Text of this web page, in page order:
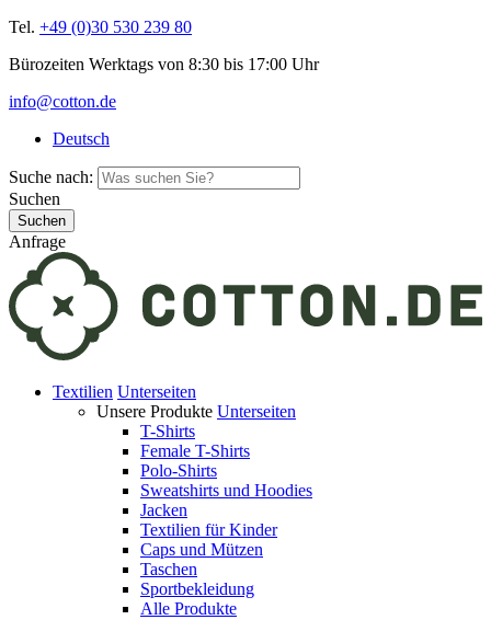
Tel. +49 (0)30 530 239 80
Bürozeiten Werktags von 8:30 bis 17:00 Uhr
info@cotton.de
Deutsch
Suche nach:
Suchen
Anfrage
Textilien Unterseiten
Unsere Produkte Unterseiten
T-Shirts
Female T-Shirts
Polo-Shirts
Sweatshirts und Hoodies
Jacken
Textilien für Kinder
Caps und Mützen
Taschen
Sportbekleidung
Alle Produkte